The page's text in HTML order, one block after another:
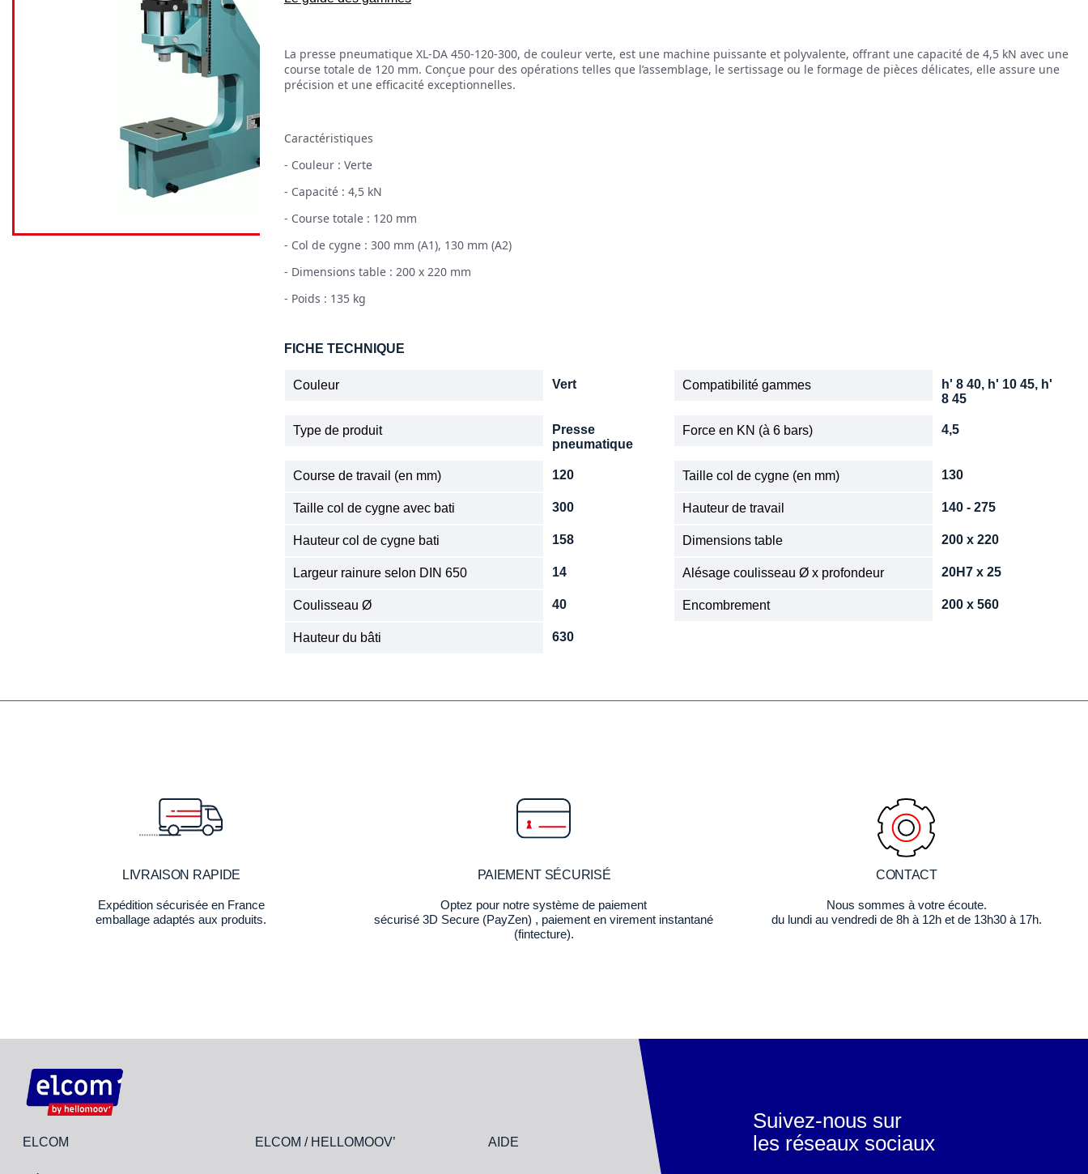
La presse pneumatique XL-DA 450-120-300, de couleur verte, est une machine puissante et polyvalente, offrant une capacité de 4,5 kN avec une
course totale de 120 mm. Conçue pour des opérations telles que l’assemblage, le sertissage ou le formage de pièces délicates, elle assure une
précision et une efficacité exceptionnelles.
Caractéristiques
- Couleur : Verte
- Capacité : 4,5 kN
- Course totale : 120 mm
- Col de cygne : 300 mm (A1), 130 mm (A2)
- Dimensions table : 200 x 220 mm
- Poids : 135 kg
FICHE TECHNIQUE
Couleur Vert Compatibilité gammes
h' 8 40, h' 10 45, h'
8 45
Type de produit
Presse
pneumatique
Force en KN (à 6 bars) 4,5
Course de travail (en mm) 120 Taille col de cygne (en mm) 130
Taille col de cygne avec bati 300 Hauteur de travail 140 - 275
Hauteur col de cygne bati 158 Dimensions table 200 x 220
Largeur rainure selon DIN 650 14 Alésage coulisseau Ø x profondeur 20H7 x 25
Coulisseau Ø 40 Encombrement 200 x 560
Hauteur du bâti 630
LIVRAISON RAPIDE
Expédition sécurisée en France
emballage adaptés aux produits.
PAIEMENT SÉCURISÉ
Optez pour notre système de paiement
sécurisé 3D Secure (PayZen) , paiement en virement instantané
(fintecture).
CONTACT
Nous sommes à votre écoute.
du lundi au vendredi de 8h à 12h et de 13h30 à 17h.
ELCOM ELCOM / HELLOMOOV’ AIDE
Suivez-nous sur
les réseaux sociaux